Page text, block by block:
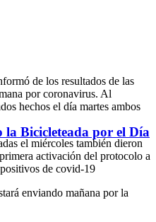
la Bicicleteada por el Día
de los resultados de las
por coronavirus. Al
hechos el día martes ambos
el miércoles también dieron
activación del protocolo a
de covid-19
enviando mañana por la